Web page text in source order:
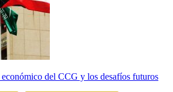
del CCG y los desafíos futuros